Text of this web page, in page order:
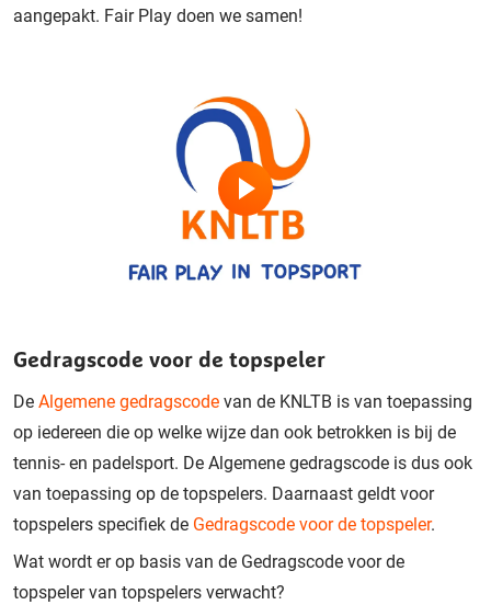
aangepakt. Fair Play doen we samen!
Gedragscode voor de topspeler
De Algemene gedragscode van de KNLTB is van toepassing
op iedereen die op welke wijze dan ook betrokken is bij de
tennis- en padelsport. De Algemene gedragscode is dus ook
van toepassing op de topspelers. Daarnaast geldt voor
topspelers specifiek de Gedragscode voor de topspeler.
Wat wordt er op basis van de Gedragscode voor de
topspeler van topspelers verwacht?